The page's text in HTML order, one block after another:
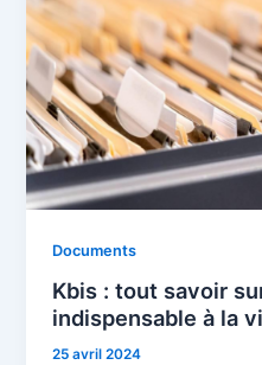
Documents
Kbis : tout savoir
indispensable à la
25 avril 2024